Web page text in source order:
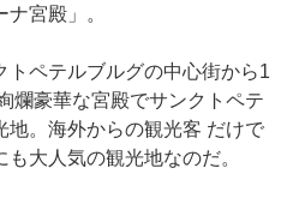
宮殿」。
トペテルブルグの中心街から1
爛豪華な宮殿でサンクトペテ
地。海外からの観光客 だけで
大人気の観光地なのだ。